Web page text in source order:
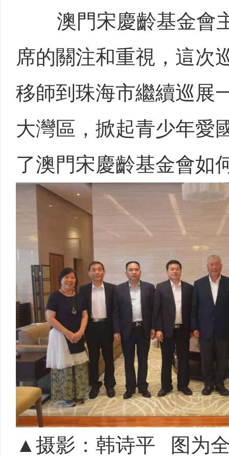
澳門宋慶齡基金會主
席的關注和重視，這次
移師到珠海市繼續巡展
大灣區，掀起青少年愛
了澳門宋慶齡基金會如
▲摄影：韩诗平 图为